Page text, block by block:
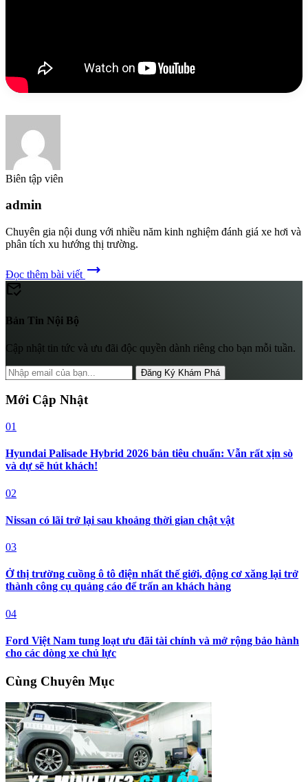
Biên tập viên
admin
Chuyên gia nội dung với nhiều năm kinh nghiệm đánh giá xe hơi và
phân tích xu hướng thị trường.
Đọc thêm bài viết trending_flat
mark_email_read
Bản Tin Nội Bộ
Cập nhật tin tức và ưu đãi độc quyền dành riêng cho bạn mỗi tuần.
Đăng Ký Khám Phá
Mới Cập Nhật
01
Hyundai Palisade Hybrid 2026 bản tiêu chuẩn: Vẫn rất xịn sò
và dự sẽ hút khách!
02
Nissan có lãi trở lại sau khoảng thời gian chật vật
03
Ở thị trường cuồng ô tô điện nhất thế giới, động cơ xăng lại trở
thành công cụ quảng cáo để trấn an khách hàng
04
Ford Việt Nam tung loạt ưu đãi tài chính và mở rộng bảo hành
cho các dòng xe chủ lực
Cùng Chuyên Mục